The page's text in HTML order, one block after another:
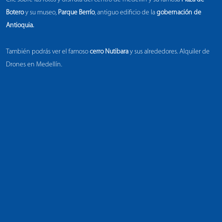
Boteroy su museo, Parque Berrío, antiguo edificio de lagobernación de
Antioquia.
También podrás ver el famosocerro Nutibara y sus alrededores. Alquiler de
Drones en Medellín.